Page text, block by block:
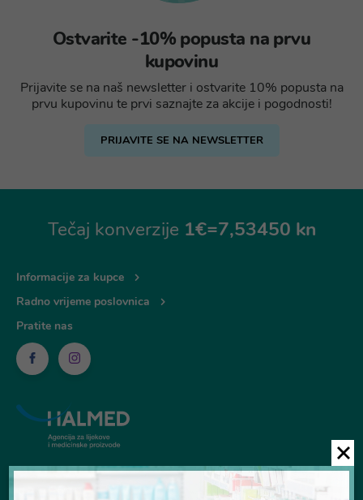
Ostvarite -10% popusta na prvu
kupovinu
Prijavite se na naš newsletter i ostvarite 10% popusta na
prvu kupovinu te prvi saznajte za akcije i pogodnosti!
PRIJAVITE SE NA NEWSLETTER
Tečaj konverzije 1€=7,53450 kn
Informacije za kupce
Radno vrijeme poslovnica
Pratite nas